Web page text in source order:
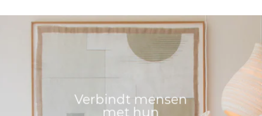
Verbindt mensen
met hun